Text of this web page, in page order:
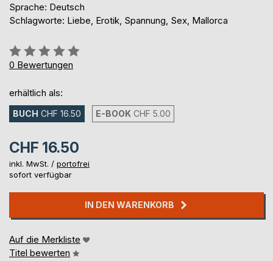
Sprache: Deutsch
Schlagworte: Liebe, Erotik, Spannung, Sex, Mallorca
Bewertung::
0%
0 Bewertungen
erhältlich als:
BUCH CHF 16.50 E-BOOK CHF 5.00
CHF 16.50
inkl. MwSt. / portofrei
sofort verfügbar
IN DEN WARENKORB
Auf die Merkliste
Titel bewerten